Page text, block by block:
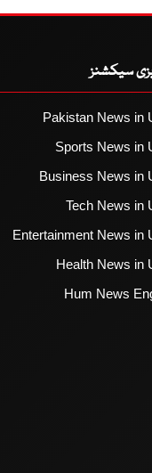
سیکشنز
Pakistan News in
Sports News in
Business News in
Tech News in
Entertainment News in
Health News in
Hum News